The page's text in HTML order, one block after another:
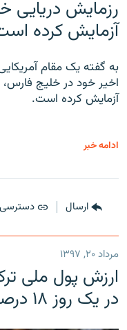
رزمایش
آزمایش کرده
به گفته یک مقام
اخیر خود در خلیج
آزمایش کرده است.
ادامه خبر
ارسال
مرداد ۲۰, ۱۳۹۷
ارزش پول ملی
در یک روز ۱۸ درصد سقوط کرد